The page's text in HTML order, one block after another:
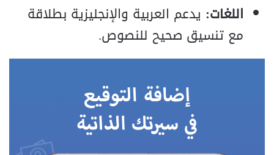
اللغات: يدعم العربية والإنجليزية بطلاقة
مع تنسيق صحيح للنصوص.